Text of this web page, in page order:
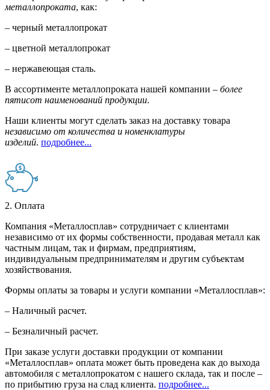
металлопроката, как:
– черный металлопрокат
– цветной металлопрокат
– нержавеющая сталь.
В ассортименте металлопроката нашей компании – более
пятисот наименований продукции.
Наши клиенты могут сделать заказ на доставку товара
независимо от количества и номенклатуры
изделий. подробнее...
2. Оплата
Компания «Металлосплав» сотрудничает с клиентами
независимо от их формы собственности, продавая металл как
частным лицам, так и фирмам, предприятиям,
индивидуальным предпринимателям и другим субъектам
хозяйствования.
Формы оплаты за товары и услуги компании «Металлосплав»:
– Наличный расчет.
– Безналичный расчет.
При заказе услуги доставки продукции от компании
«Металлосплав» оплата может быть проведена как до выхода
автомобиля с металлопрокатом с нашего склада, так и после –
по прибытию груза на слад клиента. подробнее...